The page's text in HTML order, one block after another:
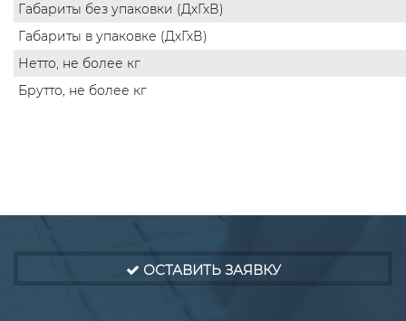
Габариты без упаковки (ДхГхВ)
Габариты в упаковке (ДхГхВ)
Нетто, не более кг
Брутто, не более кг
ОСТАВИТЬ ЗАЯВКУ